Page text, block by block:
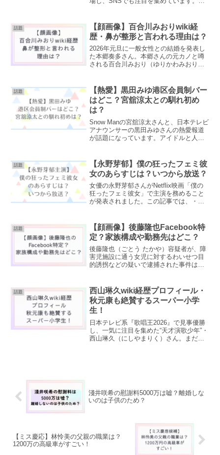
のではないでしょうか。この記事では、
商品の基本情報購入方法設...
話題
【顔画像】百合川みおりwiki経
歴・鼻が整形と言われる理由は？
2026年元旦に一般女性との結婚を発表し
た本郷奏多さん。本郷さんの元カノと噂
される百合川みおり（ゆりかわみおり）
✔本郷奏多の元カノ？✔鼻が整形と言われ
る理由について調査...
話題
【熱愛】黒田みゆ港区会員制バー
はどこ？宮舘涼太との馴れ初め
は？
Snow Manの宮舘涼太さんと、日本テレビ
アナウンサーの黒田みゆさんの熱愛報道
が話題になっています。アイドルと人気
道によると、2人の出会いは「港区の会員
制バー」との噂...
話題
【永野芽郁】僕の狂ったフェミ彼
女のあらすじは？いつから放送？
女優の永野芽郁さんがNetflix映画「僕の
狂ったフェミ彼女」で主演を務めること
が発表されました。この記事では、・僕
詳しく解説していきます。「僕の狂った
フェミ彼女」は韓...
話題
【顔画像】後藤隆也Facebook特
定？家族構成や勤務先はどこ？
後藤隆也（ごとう たかや）容疑者が、障
害児施設に通う女児に対するわいせつ目
的誘拐などの疑いで逮捕された事件は、
物なのか気になる」と感じた人も多いの
ではないでしょうか。特...
話題
西山琳久wiki経歴プロフィール・
秋元康も絶賛するスーパー小学
生！
日本テレビ系『歌唱王2026』で見事優勝
し、一気に注目を集めた“天才演歌少年”・
西山琳久（にしやまりく）さん。まだ小
淺井咲希の慰謝料5000万は嘘？離婚しな
いのは子供のため？
【ミス慶応】林怜美の父親の職業は？
1200万の高級車がすごい！